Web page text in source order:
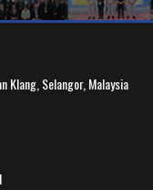
Klang, Selangor, Malaysia